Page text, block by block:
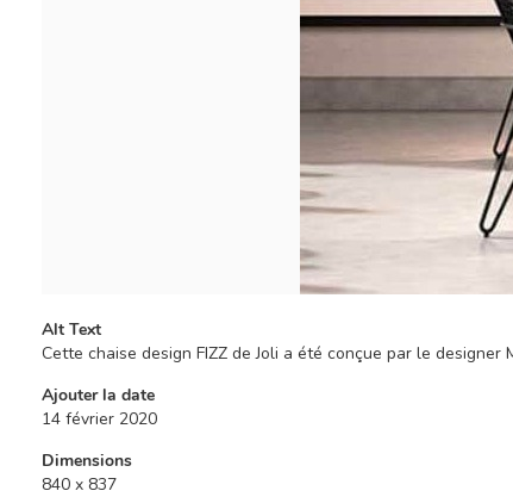
Alt Text
Cette chaise design FIZZ de Joli a été conçue par le
Ajouter la date
14 février 2020
Dimensions
840 x 837